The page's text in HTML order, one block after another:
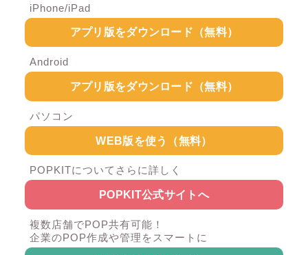
iPhone/iPad
アプリ版をダウンロード（無料）
Android
アプリ版をダウンロード（無料）
パソコン
WEB版を使う（無料）
POPKITについてさらに詳しく
POPKIT公式サイトへ
複数店舗でPOP共有可能！
企業のPOP作成や管理をスマートに